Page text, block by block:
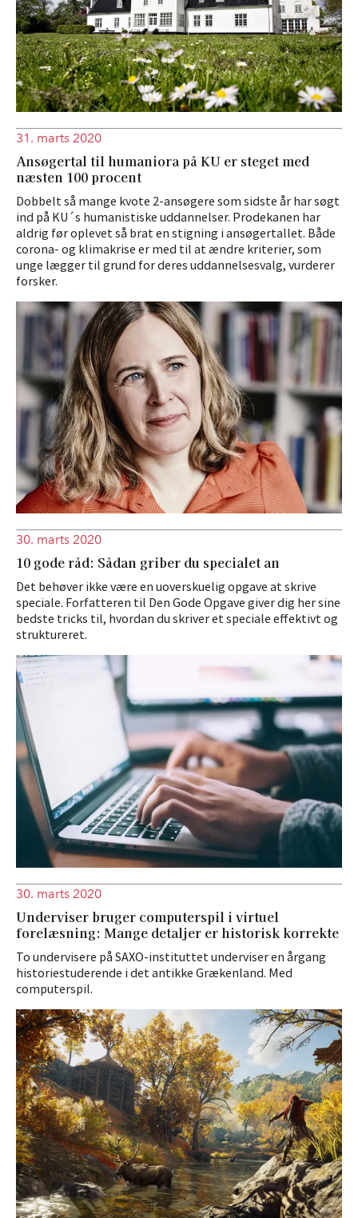
31. marts 2020
Ansøgertal til humaniora på KU er steget med
næsten 100 procent
Dobbelt så mange kvote 2-ansøgere som sidste år har søgt
ind på KU´s humanistiske uddannelser. Prodekanen har
aldrig før oplevet så brat en stigning i ansøgertallet. Både
corona- og klimakrise er med til at ændre kriterier, som
unge lægger til grund for deres uddannelsesvalg, vurderer
forsker.
30. marts 2020
10 gode råd: Sådan griber du specialet an
Det behøver ikke være en uoverskuelig opgave at skrive
speciale. Forfatteren til Den Gode Opgave giver dig her sine
bedste tricks til, hvordan du skriver et speciale effektivt og
struktureret.
30. marts 2020
Underviser bruger computerspil i virtuel
forelæsning: Mange detaljer er historisk korrekte
To undervisere på SAXO-instituttet underviser en årgang
historiestuderende i det antikke Grækenland. Med
computerspil.